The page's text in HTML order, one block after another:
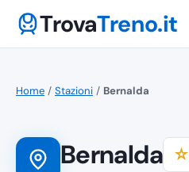
TrovaTreno.it
Home / Stazioni / Bernalda
Bernalda ☆